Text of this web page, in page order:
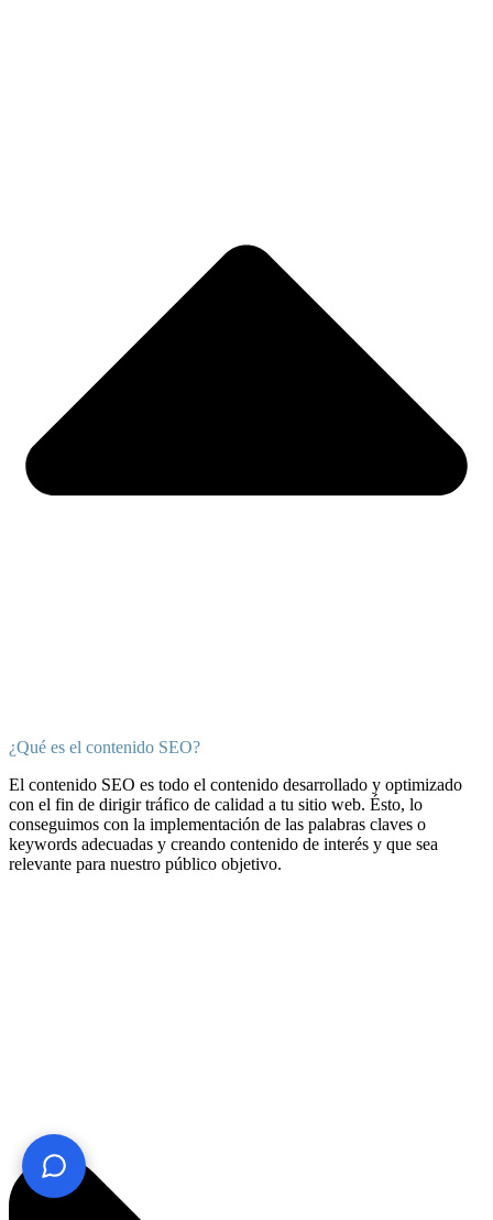
¿Qué es el contenido SEO?
El contenido SEO es todo el contenido desarrollado y optimizado
con el fin de dirigir tráfico de calidad a tu sitio web. Ésto, lo
conseguimos con la implementación de las palabras claves o
keywords adecuadas y creando contenido de interés y que sea
relevante para nuestro público objetivo.